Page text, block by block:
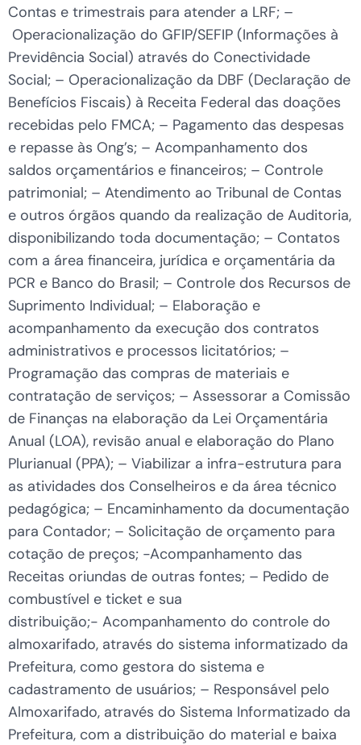
Contas e trimestrais para atender a LRF; –
Operacionalização do GFIP/SEFIP (Informações à
Previdência Social) através do Conectividade
Social; – Operacionalização da DBF (Declaração de
Benefícios Fiscais) à Receita Federal das doações
recebidas pelo FMCA; – Pagamento das despesas
e repasse às Ong’s; – Acompanhamento dos
saldos orçamentários e financeiros; – Controle
patrimonial; – Atendimento ao Tribunal de Contas
e outros órgãos quando da realização de Auditoria,
disponibilizando toda documentação; – Contatos
com a área financeira, jurídica e orçamentária da
PCR e Banco do Brasil; – Controle dos Recursos de
Suprimento Individual; – Elaboração e
acompanhamento da execução dos contratos
administrativos e processos licitatórios; –
Programação das compras de materiais e
contratação de serviços; – Assessorar a Comissão
de Finanças na elaboração da Lei Orçamentária
Anual (LOA), revisão anual e elaboração do Plano
Plurianual (PPA); – Viabilizar a infra-estrutura para
as atividades dos Conselheiros e da área técnico
pedagógica; – Encaminhamento da documentação
para Contador; – Solicitação de orçamento para
cotação de preços; -Acompanhamento das
Receitas oriundas de outras fontes; – Pedido de
combustível e ticket e sua
distribuição;- Acompanhamento do controle do
almoxarifado, através do sistema informatizado da
Prefeitura, como gestora do sistema e
cadastramento de usuários; – Responsável pelo
Almoxarifado, através do Sistema Informatizado da
Prefeitura, com a distribuição do material e baixa